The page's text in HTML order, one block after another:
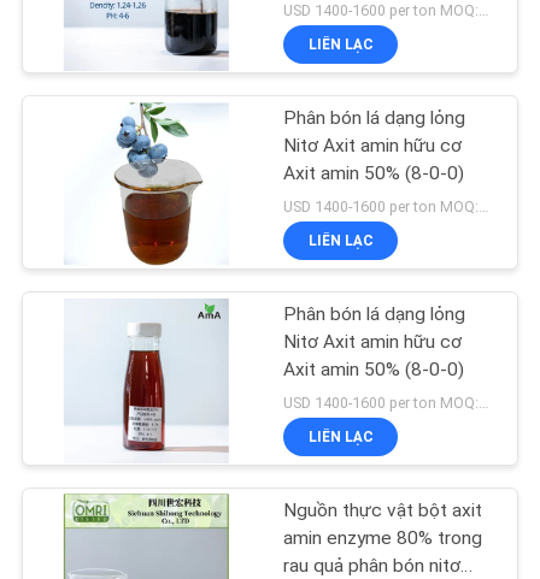
CHÚNG
TÔI
GIÁ
TRANG
WEB
Axit amin Chelated
vi chất dinh dưỡng
89
Axit amin Enzyme
USD 1400-1600 per ton MOQ:1200kg
LIÊN LẠC
Phân bón lá dạng lỏng
Nitơ Axit amin hữu cơ
Axit amin 50% (8-0-0)
LIÊN LẠC
Phân bón lá dạng lỏng
Nitơ Axit amin hữu cơ
Axit amin 50% (8-0-0)
LIÊN LẠC
Nguồn thực vật bột axit
amin enzyme 80% trong
rau quả phân bón nitơ